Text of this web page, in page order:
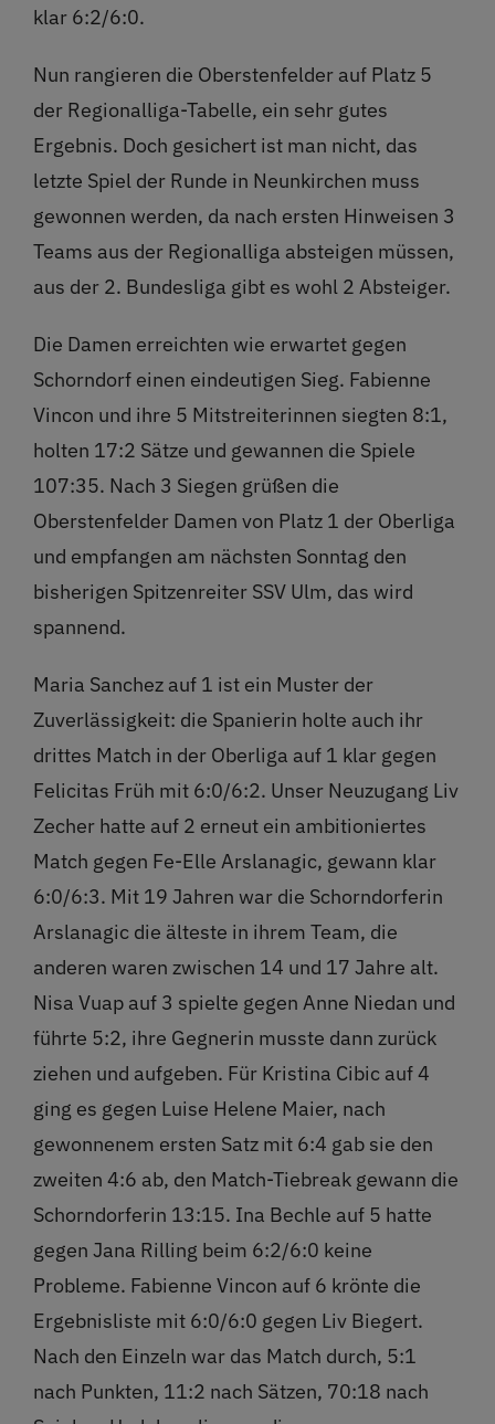
klar 6:2/6:0.
Nun rangieren die Oberstenfelder auf Platz 5
der Regionalliga-Tabelle, ein sehr gutes
Ergebnis. Doch gesichert ist man nicht, das
letzte Spiel der Runde in Neunkirchen muss
gewonnen werden, da nach ersten Hinweisen 3
Teams aus der Regionalliga absteigen müssen,
aus der 2. Bundesliga gibt es wohl 2 Absteiger.
Die Damen erreichten wie erwartet gegen
Schorndorf einen eindeutigen Sieg. Fabienne
Vincon und ihre 5 Mitstreiterinnen siegten 8:1,
holten 17:2 Sätze und gewannen die Spiele
107:35. Nach 3 Siegen grüßen die
Oberstenfelder Damen von Platz 1 der Oberliga
und empfangen am nächsten Sonntag den
bisherigen Spitzenreiter SSV Ulm, das wird
spannend.
Maria Sanchez auf 1 ist ein Muster der
Zuverlässigkeit: die Spanierin holte auch ihr
drittes Match in der Oberliga auf 1 klar gegen
Felicitas Früh mit 6:0/6:2. Unser Neuzugang Liv
Zecher hatte auf 2 erneut ein ambitioniertes
Match gegen Fe-Elle Arslanagic, gewann klar
6:0/6:3. Mit 19 Jahren war die Schorndorferin
Arslanagic die älteste in ihrem Team, die
anderen waren zwischen 14 und 17 Jahre alt.
Nisa Vuap auf 3 spielte gegen Anne Niedan und
führte 5:2, ihre Gegnerin musste dann zurück
ziehen und aufgeben. Für Kristina Cibic auf 4
ging es gegen Luise Helene Maier, nach
gewonnenem ersten Satz mit 6:4 gab sie den
zweiten 4:6 ab, den Match-Tiebreak gewann die
Schorndorferin 13:15. Ina Bechle auf 5 hatte
gegen Jana Rilling beim 6:2/6:0 keine
Probleme. Fabienne Vincon auf 6 krönte die
Ergebnisliste mit 6:0/6:0 gegen Liv Biegert.
Nach den Einzeln war das Match durch, 5:1
nach Punkten, 11:2 nach Sätzen, 70:18 nach